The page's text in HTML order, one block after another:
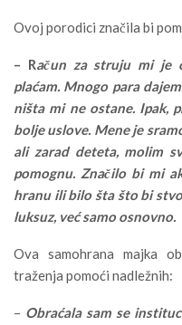
Ovoj porodici značila bi
– Račun za struju mi je
plaćam. Mnogo para
ništa mi ne ostane. Ipak,
bolje uslove. Mene je
ali zarad deteta, molim
pomognu. Značilo bi mi
hranu ili bilo šta što bi
luksuz, već samo osnovno.
Ova samohrana majka
traženja pomoći nadležnih:
– Obraćala sam se